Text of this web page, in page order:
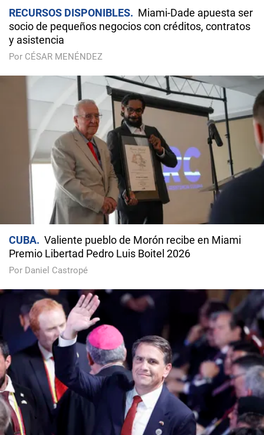
RECURSOS DISPONIBLES
Miami-Dade apuesta ser
socio de pequeños negocios con créditos, contratos
y asistencia
Por CÉSAR MENÉNDEZ
CUBA
Valiente pueblo de Morón recibe en Miami
Premio Libertad Pedro Luis Boitel 2026
Por Daniel Castropé